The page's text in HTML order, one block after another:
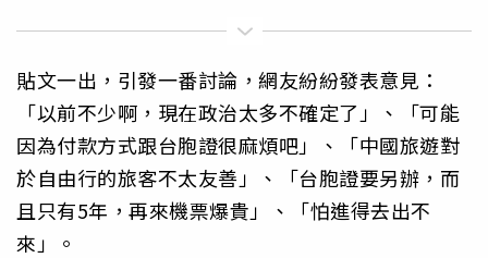
貼文一出，引發一番討論，網友紛紛發表意見：
「以前不少啊，現在政治太多不確定了」、「可能
因為付款方式跟台胞證很麻煩吧」、「中國旅遊對
於自由行的旅客不太友善」、「台胞證要另辦，而
且只有5年，再來機票爆貴」、「怕進得去出不
來」。